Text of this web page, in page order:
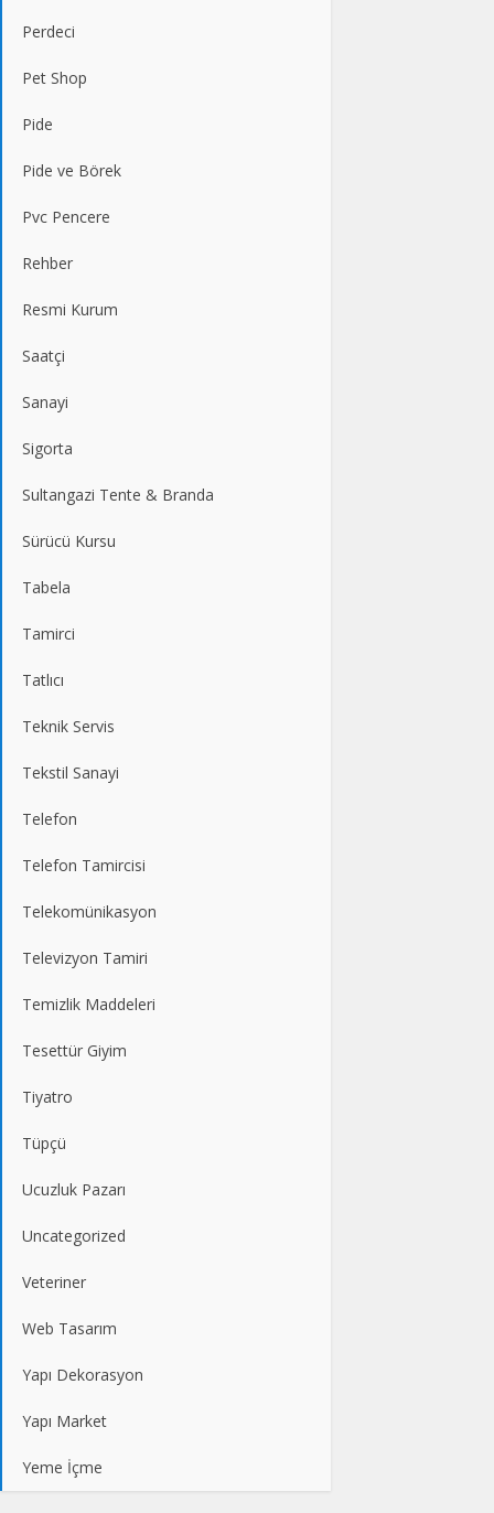
Perdeci
Pet Shop
Pide
Pide ve Börek
Pvc Pencere
Rehber
Resmi Kurum
Saatçi
Sanayi
Sigorta
Sultangazi Tente & Branda
Sürücü Kursu
Tabela
Tamirci
Tatlıcı
Teknik Servis
Tekstil Sanayi
Telefon
Telefon Tamircisi
Telekomünikasyon
Televizyon Tamiri
Temizlik Maddeleri
Tesettür Giyim
Tiyatro
Tüpçü
Ucuzluk Pazarı
Uncategorized
Veteriner
Web Tasarım
Yapı Dekorasyon
Yapı Market
Yeme İçme